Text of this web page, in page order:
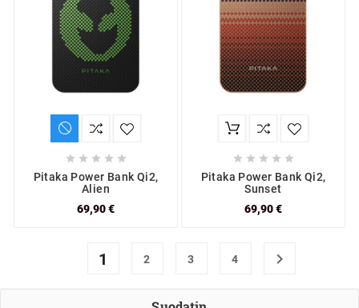
    
Pitaka Power Bank Qi2,
Alien
69,90 €
    
Pitaka Power Bank Qi2,
Sunset
69,90 €
1 2 3 4 